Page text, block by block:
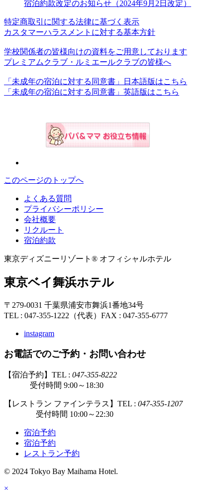
宿泊約款改定のお知らせ（2024年9月2日改定）
特定商取引に関する法律に基づく表示
カスタマーハラスメントに対する基本方針
学校関係者の皆様向けの資料をご用意しております
プレミアムクラブ・ルミエールクラブの皆様へ
「未成年の宿泊に対する同意書」日本語版はこちら
「未成年の宿泊に対する同意書」英語版はこちら
このページのトップへ
よくある質問
プライバシーポリシー
会社概要
リクルート
宿泊約款
東京ディズニーリゾート® オフィシャルホテル
東京ベイ舞浜ホテル
〒279-0031 千葉県浦安市舞浜1番地34号
TEL : 047-355-1222（代表） FAX : 047-355-6777
instagram
お電話でのご予約・お問い合わせ
【宿泊予約】TEL : 047-355-8222
受付時間 9:00～18:30
【レストラン ファインテラス】TEL : 047-355-1207
受付時間 10:00～22:30
宿泊予約
宿泊予約
レストラン予約
© 2024 Tokyo Bay Maihama Hotel.
×